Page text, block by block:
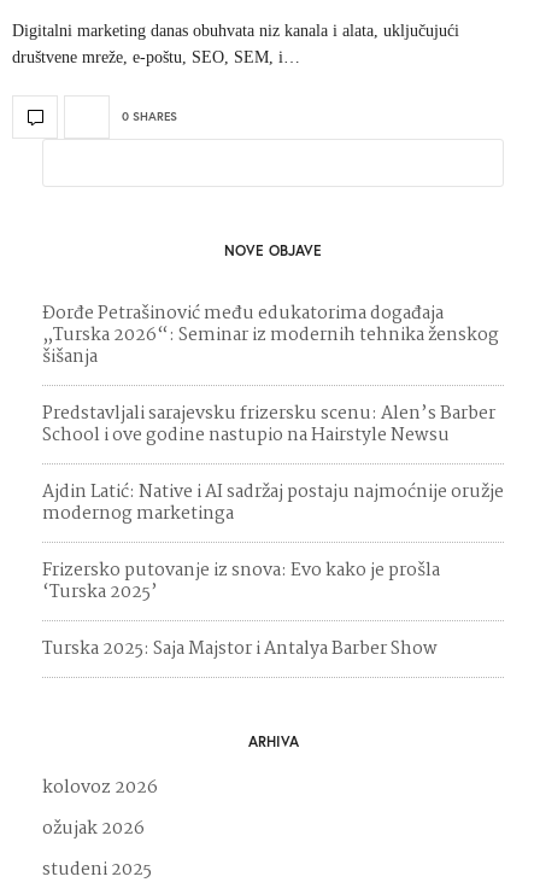
Digitalni marketing danas obuhvata niz kanala i alata, uključujući
društvene mreže, e-poštu, SEO, SEM, i…
0 SHARES
NOVE OBJAVE
Đorđe Petrašinović među edukatorima događaja
„Turska 2026“: Seminar iz modernih tehnika ženskog
šišanja
Predstavljali sarajevsku frizersku scenu: Alen’s Barber
School i ove godine nastupio na Hairstyle Newsu
Ajdin Latić: Native i AI sadržaj postaju najmoćnije oružje
modernog marketinga
Frizersko putovanje iz snova: Evo kako je prošla
‘Turska 2025’
Turska 2025: Saja Majstor i Antalya Barber Show
ARHIVA
kolovoz 2026
ožujak 2026
studeni 2025